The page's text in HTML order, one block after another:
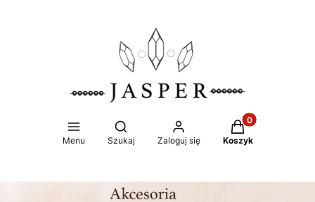
Menu
Otwórz wyszukiwarkę
Szukaj Zaloguj się
Produkty w
Koszyk